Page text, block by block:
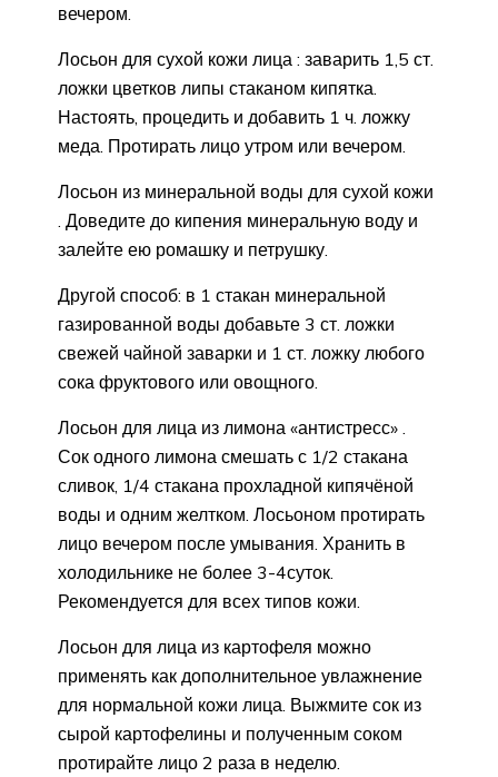
вечером.
Лосьон для сухой кожи лица : заварить 1,5 ст.
ложки цветков липы стаканом кипятка.
Настоять, процедить и добавить 1 ч. ложку
меда. Протирать лицо утром или вечером.
Лосьон из минеральной воды для сухой кожи
. Доведите до кипения минеральную воду и
залейте ею ромашку и петрушку.
Другой способ: в 1 стакан минеральной
газированной воды добавьте 3 ст. ложки
свежей чайной заварки и 1 ст. ложку любого
сока фруктового или овощного.
Лосьон для лица из лимона «антистресс» .
Сок одного лимона смешать с 1/2 стакана
сливок, 1/4 стакана прохладной кипячёной
воды и одним желтком. Лосьоном протирать
лицо вечером после умывания. Хранить в
холодильнике не более 3-4суток.
Рекомендуется для всех типов кожи.
Лосьон для лица из картофеля можно
применять как дополнительное увлажнение
для нормальной кожи лица. Выжмите сок из
сырой картофелины и полученным соком
протирайте лицо 2 раза в неделю.